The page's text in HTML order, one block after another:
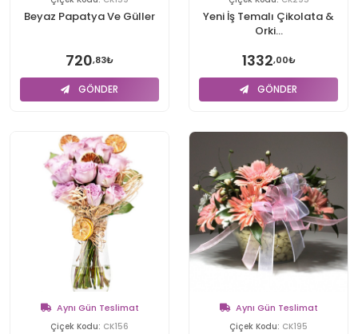
Beyaz Papatya Ve Güller
720,83₺
GÖNDER
Yeni İş Temalı Çikolata &
Orki...
1332,00₺
GÖNDER
Aynı Gün Teslimat
Çiçek Kodu: CK156
Aynı Gün Teslimat
Çiçek Kodu: CK195